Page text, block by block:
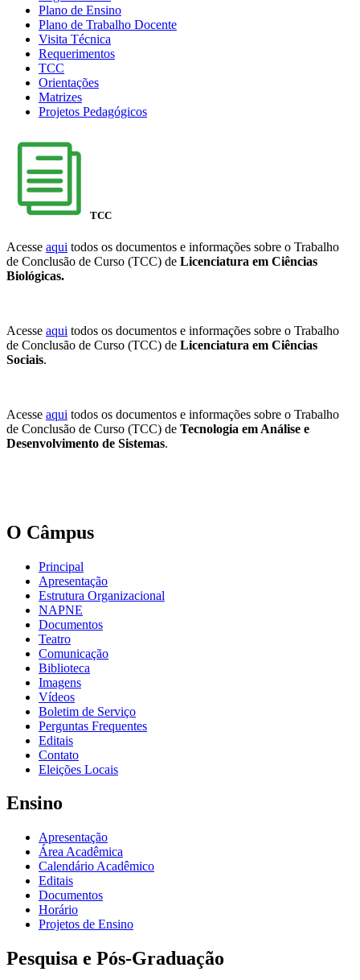
Plano de Ensino
Plano de Trabalho Docente
Visita Técnica
Requerimentos
TCC
Orientações
Matrizes
Projetos Pedagógicos
TCC
Acesse aqui todos os documentos e informações sobre o Trabalho
de Conclusão de Curso (TCC) de Licenciatura em Ciências
Biológicas.
Acesse aqui todos os documentos e informações sobre o Trabalho
de Conclusão de Curso (TCC) de Licenciatura em Ciências
Sociais.
Acesse aqui todos os documentos e informações sobre o Trabalho
de Conclusão de Curso (TCC) de Tecnologia em Análise e
Desenvolvimento de Sistemas.
O Câmpus
Principal
Apresentação
Estrutura Organizacional
NAPNE
Documentos
Teatro
Comunicação
Biblioteca
Imagens
Vídeos
Boletim de Serviço
Perguntas Frequentes
Editais
Contato
Eleições Locais
Ensino
Apresentação
Área Acadêmica
Calendário Acadêmico
Editais
Documentos
Horário
Projetos de Ensino
Pesquisa e Pós-Graduação